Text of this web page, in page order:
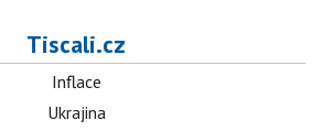
Tiscali.cz
Inflace
Ukrajina